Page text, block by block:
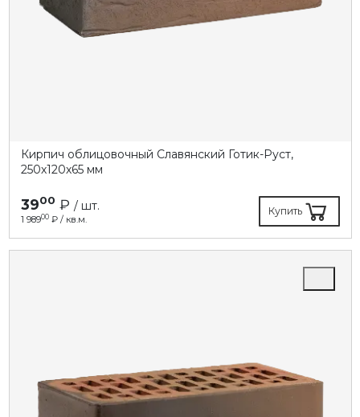
Кирпич облицовочный Славянский Готик-Руст,
250х120х65 мм
3900 ₽ / шт.
1 98900₽ / кв.м.
Купить